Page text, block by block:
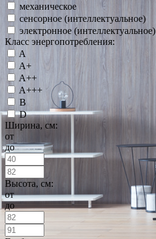
механическое
сенсорное (интеллектуальное)
электронное (интеллектуальное)
Класс энергопотребления:
A
A+
A++
A+++
B
D
Ширина, см:
от
до
Высота, см:
от
до